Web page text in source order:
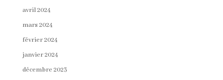
avril 2024
mars 2024
février 2024
janvier 2024
décembre 2023